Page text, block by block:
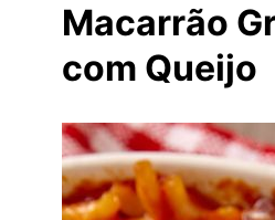
Macarrão
com Queijo